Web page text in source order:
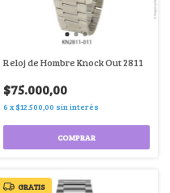
Reloj de Hombre Knock Out 2811
$75.000,00
6 x$12.500,00 sin interés
COMPRAR
GRATIS